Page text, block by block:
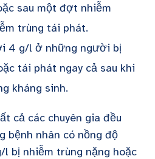
sau một đợt nhiễm
trùng tái phát.
4 g/l ở những người bị
tái phát ngay cả sau khi
kháng sinh.
cả các chuyên gia đều
bệnh nhân có nồng độ
bị nhiễm trùng nặng hoặc